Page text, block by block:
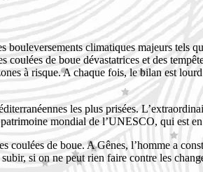
climatiques majeurs tels
de boue dévastatrices et des
à risque. A chaque fois, le bilan est
les plus prisées.
mondial de l’UNESCO, qui est
de boue. A Gênes, l’homme a
si on ne peut rien faire contre les